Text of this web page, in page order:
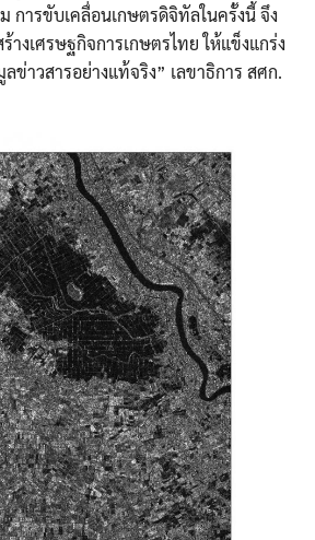
Search
การขับเคลื่อนเกษตรดิจิทัลในครั้งนี้ จึง
างเศรษฐกิจการเกษตรไทย ให้แข็งแกร่ง
ข่าวสารอย่างแท้จริง” เลขาธิการ สศก.